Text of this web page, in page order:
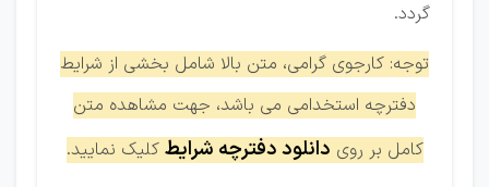
گردد.
توجه: کارجوی گرامی، متن بالا شامل بخشی از شرایط
دفترچه استخدامی می باشد، جهت مشاهده متن
کامل بر روی دانلود دفترچه شرایط کلیک نمایید.